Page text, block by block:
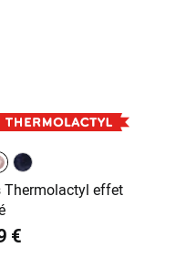
Thermolactyl effet
€